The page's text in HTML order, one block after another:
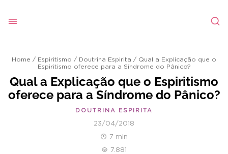
Home / Espiritismo / Doutrina Espirita / Qual a Explicação que o
Espiritismo oferece para a Síndrome do Pânico?
Qual a Explicação que o Espiritismo
oferece para a Síndrome do Pânico?
DOUTRINA ESPIRITA
23/04/2018
7 min
7.881